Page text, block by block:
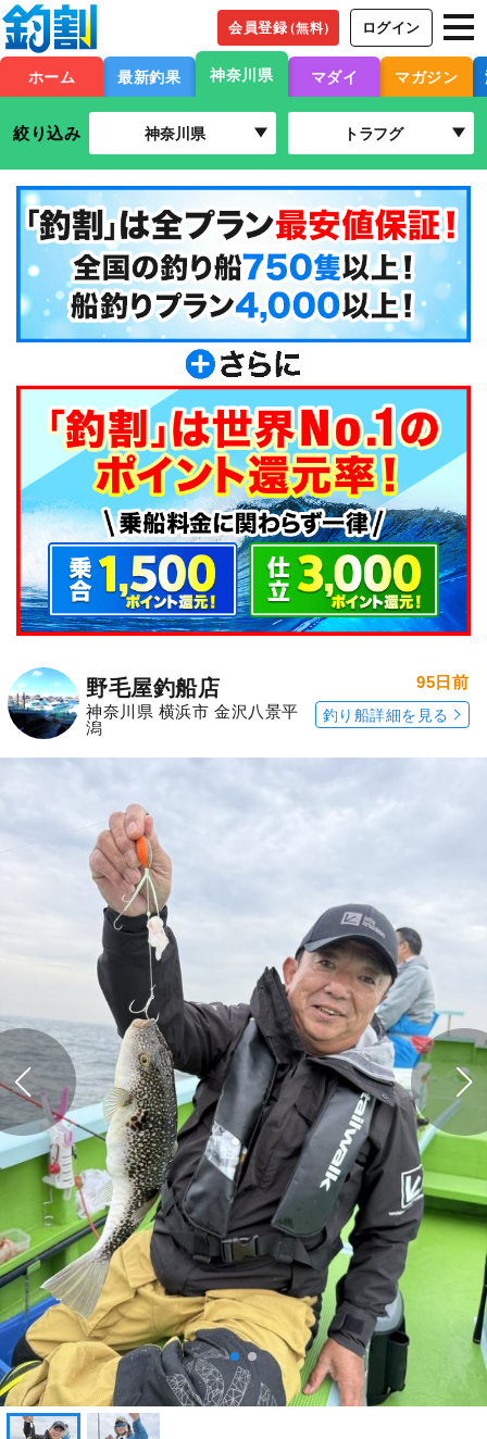
会員登録（無料） ログイン
ホーム 最新釣果 神奈川県 マダイ マガジン
絞り込み 神奈川県 トラフグ
野毛屋釣船店
神奈川県 横浜市 金沢八景平
潟
95日前
釣り船詳細を見る